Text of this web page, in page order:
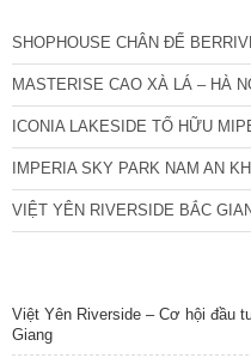
SHOPHOUSE CHÂN ĐẾ
MASTERISE CAO XÀ LÁ – HÀ
ICONIA LAKESIDE TỐ HỮU
IMPERIA SKY PARK NAM AN
VIỆT YÊN RIVERSIDE BẮC
Việt Yên Riverside – Cơ hội đầu
Giang